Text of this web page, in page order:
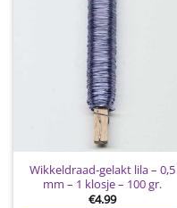
Wikkeldraad-gelakt lila – 0,5
mm – 1 klosje – 100 gr.
€4.99